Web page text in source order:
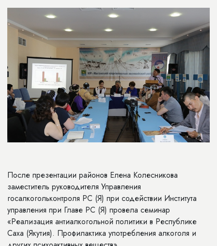
После презентации районов Елена Колесникова
заместитель руководителя Управления
госалкогольконтроля РС (Я) при содействии Института
управления при Главе РС (Я) провела семинар
«Реализация антиалкогольной политики в Республике
Саха (Якутия). Профилактика употребления алкоголя и